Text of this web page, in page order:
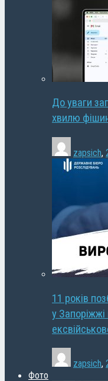
До уваги
хвилю
zapsich,
11 років
у
zapsich,
Фото